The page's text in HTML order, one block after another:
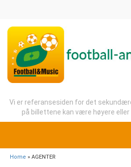
Vi er referansesiden for det
på billettene kan være høyere eller
Home » AGENTER